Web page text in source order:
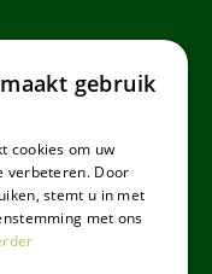
gebruik
cookies om uw
verbeteren. Door
stemt u in met
met ons